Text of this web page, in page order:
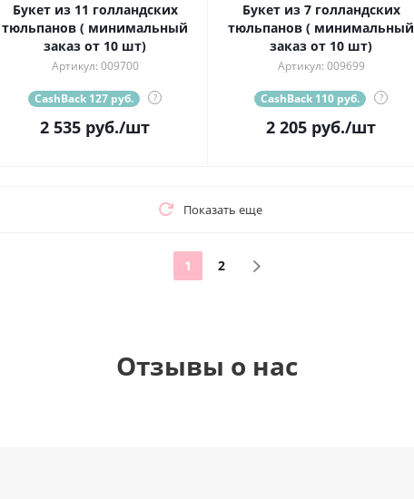
Букет из 11 голландских
тюльпанов ( минимальный
заказ от 10 шт)
Артикул: 009700
CashBack 127 руб. ?
2 535 руб./шт
Букет из 7 голландских
тюльпанов ( минимальный
заказ от 10 шт)
Артикул: 009699
CashBack 110 руб. ?
2 205 руб./шт
Показать еще
1 2
Отзывы о нас